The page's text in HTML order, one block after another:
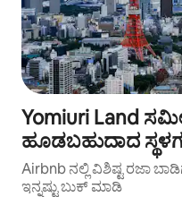
Yomiuri Land
ಹೂಡಬಹುದಾದ
Airbnb ನಲ್ಲಿ ವಿಶಿಷ್ಟ ರಜಾ
ಇನ್ನಷ್ಟು ಬುಕ್ ಮಾಡಿ